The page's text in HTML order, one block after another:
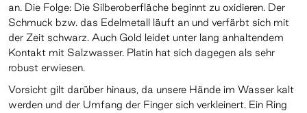
an. Die Folge: Die Silberoberfläche beginnt zu oxidieren. Der
Schmuck bzw. das Edelmetall läuft an und verfärbt sich mit
der Zeit schwarz. Auch Gold leidet unter lang anhaltendem
Kontakt mit Salzwasser. Platin hat sich dagegen als sehr
robust erwiesen.
Vorsicht gilt darüber hinaus, da unsere Hände im Wasser kalt
werden und der Umfang der Finger sich verkleinert. Ein Ring